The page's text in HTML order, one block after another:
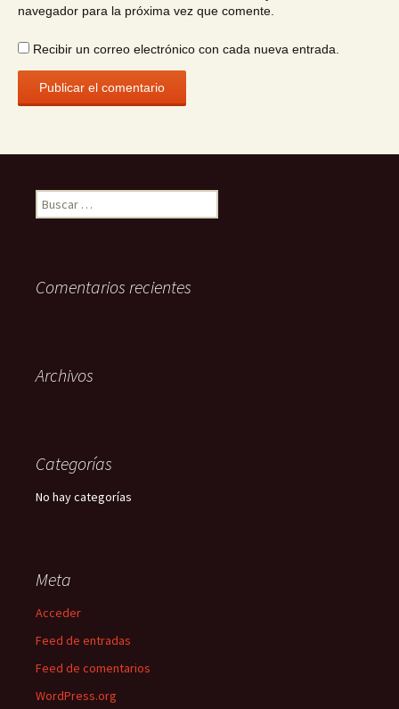
navegador para la próxima vez que comente.
Recibir un correo electrónico con cada nueva entrada.
Buscar:
Comentarios recientes
Archivos
Categorías
No hay categorías
Meta
Acceder
Feed de entradas
Feed de comentarios
WordPress.org